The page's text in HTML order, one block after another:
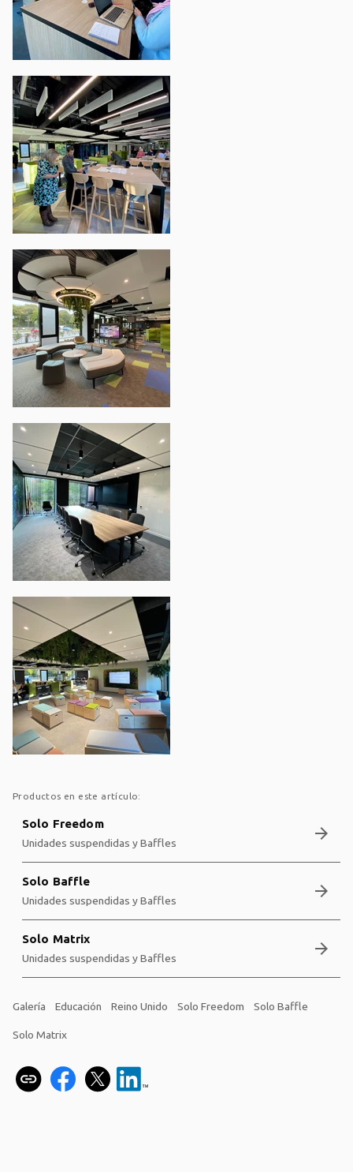
Productos en este artículo:
Solo Freedom
Unidades suspendidas y Baffles arrow_forward
Solo Baffle
Unidades suspendidas y Baffles arrow_forward
Solo Matrix
Unidades suspendidas y Baffles arrow_forward
Galería Educación Reino Unido Solo Freedom Solo Baffle
Solo Matrix